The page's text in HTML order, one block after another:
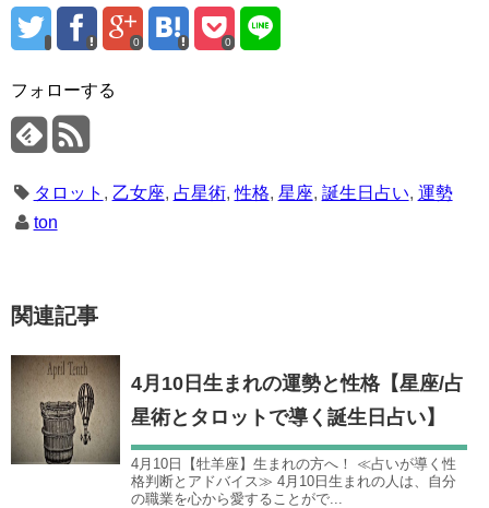
0 0
フォローする
タロット , 乙女座, 占星術,性格, 星座, 誕生日占い, 運勢
ton
関連記事
4月10日生まれの運勢と性格【星座/占
星術とタロットで導く誕生日占い】
4月10日【牡羊座】生まれの方へ！ ≪占いが導く性
格判断とアドバイス≫ 4月10日生まれの人は、自分
の職業を心から愛することがで...